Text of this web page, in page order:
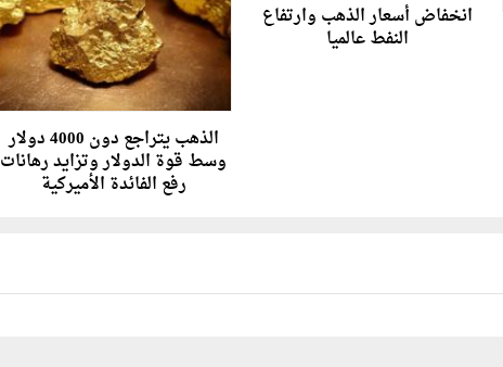
انخفاض أسعار الذهب وارتفاع
النفط عالميا
الذهب يتراجع دون 4000 دولار
وسط قوة الدولار وتزايد رهانات
رفع الفائدة الأميركية